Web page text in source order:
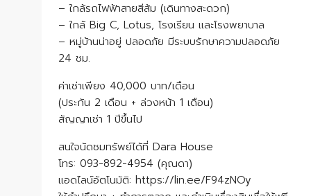
– ใกล้รถไฟฟ้าสายสีส้ม (เดินทางสะดวก)
– ใกล้ Big C, Lotus, โรงเรียน และโรงพยาบาล
– หมู่บ้านน่าอยู่ ปลอดภัย มีระบบรักษาความปลอดภัย
24 ชม.
ค่าเช่าเพียง 40,000 บาท/เดือน
(ประกัน 2 เดือน + ล่วงหน้า 1 เดือน)
สัญญาเช่า 1 ปีขึ้นไป
สนใจนัดชมทรัพย์ได้ที่ Dara House
โทร: 093-892-4954 (คุณดา)
แอดไลน์อัตโนมัติ: https://lin.ee/F94zNOy